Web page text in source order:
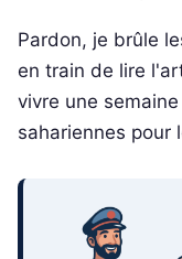
Pardon, je brûle
en train de lire
vivre une
sahariennes pour